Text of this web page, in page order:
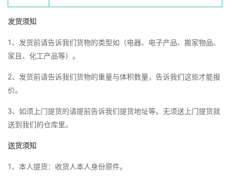
发货须知
1、发货前请告诉我们货物的类型如（电器、电子产品、搬家物品、
家且、化工产品等）。
2、发货前请告诉我们货物的重量与体积数量，告诉我们这些才能报
价。
3、如须上门提货的请提前告诉我们提货地址等。无须送上门提货就
送到我们的仓库里。
送货须知
1、本人提货：收货人本人身份原件。